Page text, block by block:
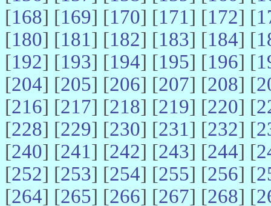
[168] [169] [170] [171] [172] [
[180] [181] [182] [183] [184] [
[192] [193] [194] [195] [196] [
[204] [205] [206] [207] [208] [
[216] [217] [218] [219] [220] [
[228] [229] [230] [231] [232] [
[240] [241] [242] [243] [244] [
[252] [253] [254] [255] [256] [
[264] [265] [266] [267] [268] [